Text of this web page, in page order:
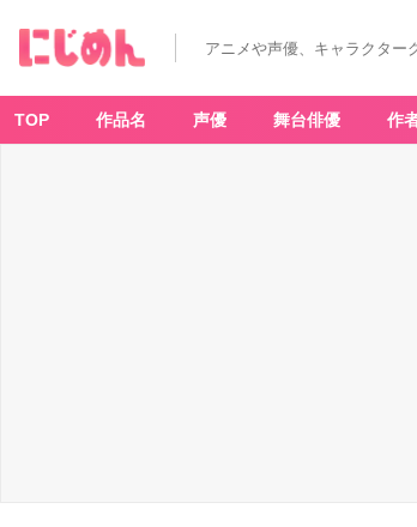
アニメや声優、キャラクター
TOP 作品名 声優 舞台俳優 作